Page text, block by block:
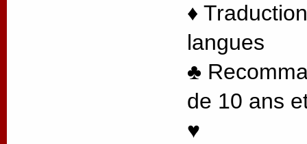
♦
langues
♣
de 10 ans
♥